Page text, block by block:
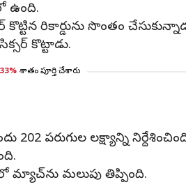
ఉంది.
రికార్డును సొంతం
కొట్టాడు.
33% శాతం పూర్తి చేశారు
పరుగుల లక్ష్యాన్ని
మ్యాచ్‌ను మలుపు తిప్పింది.